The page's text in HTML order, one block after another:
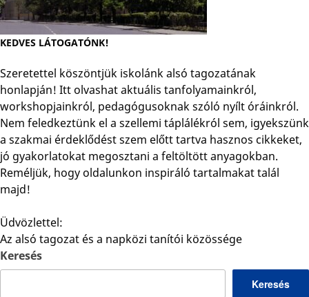
KEDVES LÁTOGATÓNK!
Szeretettel köszöntjük iskolánk alsó tagozatának
honlapján! Itt olvashat aktuális tanfolyamainkról,
workshopjainkról, pedagógusoknak szóló nyílt óráinkról.
Nem feledkeztünk el a szellemi táplálékról sem, igyekszünk
a szakmai érdeklődést szem előtt tartva hasznos cikkeket,
jó gyakorlatokat megosztani a feltöltött anyagokban.
Reméljük, hogy oldalunkon inspiráló tartalmakat talál
majd!
Üdvözlettel:
Az alsó tagozat és a napközi tanítói közössége
Keresés
Keresés